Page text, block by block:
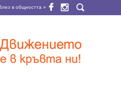
в общността »